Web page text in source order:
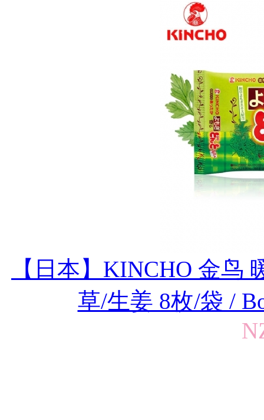
【日本】KINCHO 金鸟
草/生姜 8枚/袋 /